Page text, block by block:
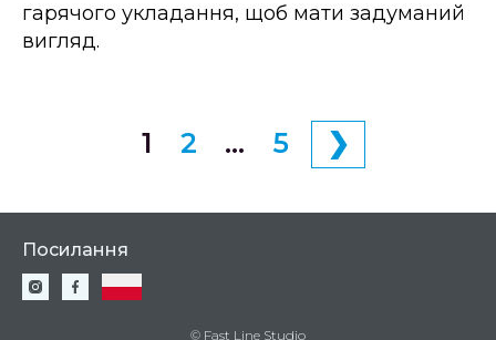
гарячого укладання, щоб мати задуманий
вигляд.
1 2 … 5 ❯
Посилання
© Fast Line Studio